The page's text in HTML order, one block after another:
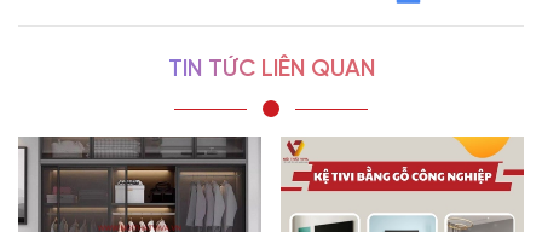
TIN TỨC LIÊN QUAN